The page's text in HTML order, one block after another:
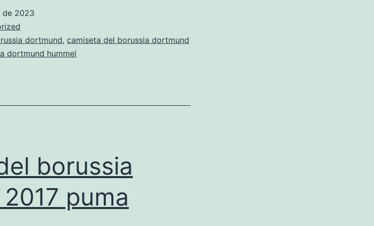
19/20
de 2023
dortmund, camiseta del borussia dortmund
dortmund hummel
borussia
puma